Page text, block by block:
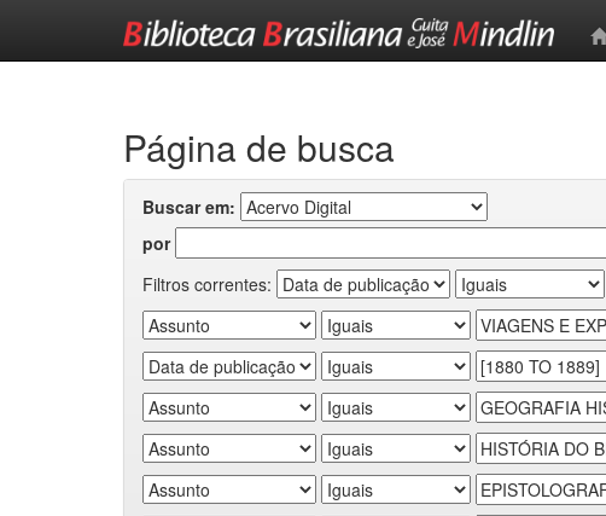
Página de busca
Buscar em:
por
Filtros correntes: